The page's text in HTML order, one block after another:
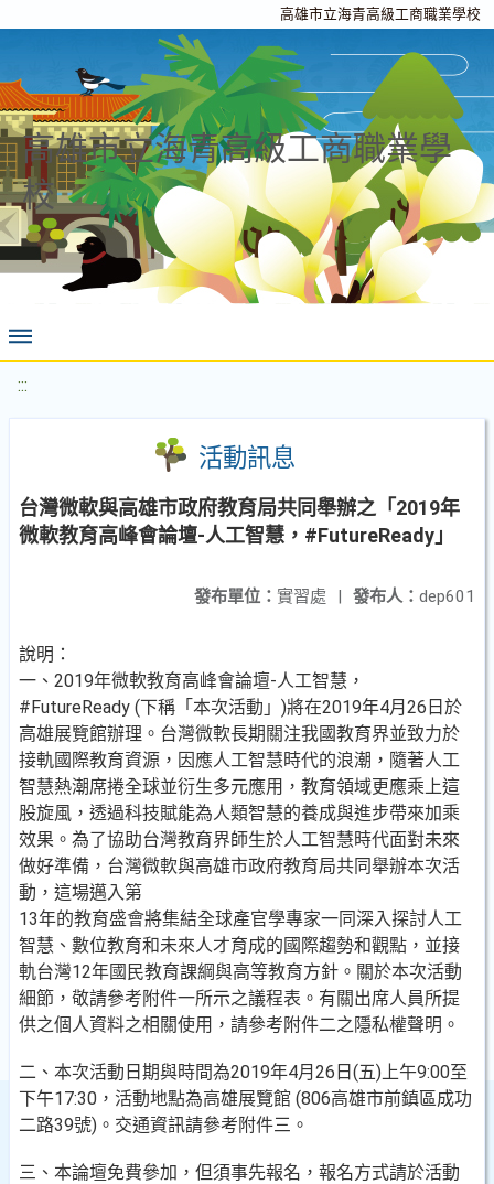
高雄市立海青高級工商職業學校
高雄市立海青高級工商職業學
校
:::
活動訊息
台灣微軟與高雄市政府教育局共同舉辦之「2019年
微軟教育高峰會論壇-人工智慧，#FutureReady」
發布人： dep601
發布單位： 實習處 |
說明：
一、2019年微軟教育高峰會論壇-人工智慧，
#FutureReady (下稱「本次活動」)將在2019年4月26日於
高雄展覽館辦理。台灣微軟長期關注我國教育界並致力於
接軌國際教育資源，因應人工智慧時代的浪潮，隨著人工
智慧熱潮席捲全球並衍生多元應用，教育領域更應乘上這
股旋風，透過科技賦能為人類智慧的養成與進步帶來加乘
效果。為了協助台灣教育界師生於人工智慧時代面對未來
做好準備，台灣微軟與高雄市政府教育局共同舉辦本次活
動，這場邁入第
13年的教育盛會將集結全球產官學專家一同深入探討人工
智慧、數位教育和未來人才育成的國際趨勢和觀點，並接
軌台灣12年國民教育課綱與高等教育方針。關於本次活動
細節，敬請參考附件一所示之議程表。有關出席人員所提
供之個人資料之相關使用，請參考附件二之隱私權聲明。
二、本次活動日期與時間為2019年4月26日(五)上午9:00至
下午17:30，活動地點為高雄展覽館 (806高雄市前鎮區成功
二路39號)。交通資訊請參考附件三。
三、本論壇免費參加，但須事先報名，報名方式請於活動